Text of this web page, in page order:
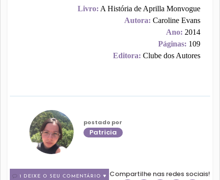
Livro: A História de Aprilla Monvogue
Autora: Caroline Evans
Ano: 2014
Páginas: 109
Editora: Clube dos Autores
postado por
Patricia
1 DEIXE O SEU COMENTÁRIO ♥ Compartilhe nas redes sociais!